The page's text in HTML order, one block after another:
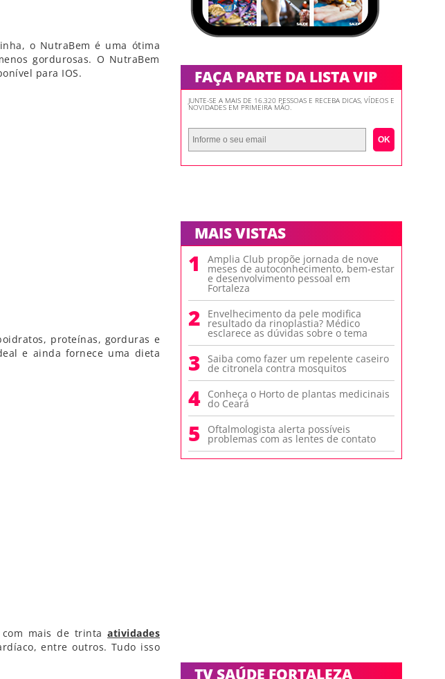
o NutraBem é uma ótima
gordurosas. O NutraBem
para IOS.
proteínas, gorduras e
e ainda fornece uma dieta
mais de trinta atividades
entre outros. Tudo isso
FAÇA PARTE DA LISTA VIP
JUNTE-SE A MAIS DE 16.320 PESSOAS E RECEBA DICAS, VÍDEOS E
NOVIDADES EM PRIMEIRA MÃO.
OK
MAIS VISTAS
1 Amplia Club propõe jornada de nove
meses de autoconhecimento, bem-estar
e desenvolvimento pessoal em
Fortaleza
2 Envelhecimento da pele modifica
resultado da rinoplastia? Médico
esclarece as dúvidas sobre o tema
3 Saiba como fazer um repelente caseiro
de citronela contra mosquitos
4 Conheça o Horto de plantas medicinais
do Ceará
5 Oftalmologista alerta possíveis
problemas com as lentes de contato
TV SAÚDE FORTALEZA